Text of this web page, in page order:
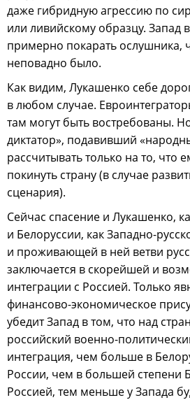
даже гибридную агрессию по
или ливийскому образцу. Запад
примерно покарать ослушника,
неповадно было.
Как видим, Лукашенко себе
в любом случае.
там могут быть востребованы.
диктатор», подавивший
рассчитывать только на то, что
покинуть страну (в случае
сценария).
Сейчас спасение и Лукашенко,
и Белоруссии, как Западно-
и проживающей в ней ветви
заключается в скорейшей и
интеграции с Россией. Только
финансово-экономическое
убедит Запад в том, что над
российский военно-
интеграция, чем больше в
России, чем в большей степени
Россией, тем меньше у Запада